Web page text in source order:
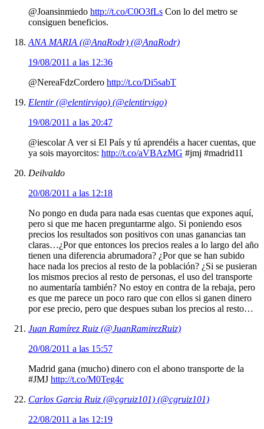
@Joansinmiedo http://t.co/C0O3fLs Con lo del metro se
consiguen beneficios.
ANA MARIA (@AnaRodr) (@AnaRodr)
19/08/2011 a las 12:36
@NereaFdzCordero http://t.co/Di5sabT
Elentir (@elentirvigo) (@elentirvigo)
19/08/2011 a las 20:47
@iescolar A ver si El País y tú aprendéis a hacer cuentas, que
ya sois mayorcitos: http://t.co/aVBAzMG #jmj #madrid11
Deilvaldo
20/08/2011 a las 12:18
No pongo en duda para nada esas cuentas que expones aquí,
pero si que me hacen preguntarme algo. Si poniendo esos
precios los resultados son positivos con unas ganancias tan
claras…¿Por que entonces los precios reales a lo largo del año
tienen una diferencia abrumadora? ¿Por que se han subido
hace nada los precios al resto de la población? ¿Si se pusieran
los mismos precios al resto de personas, el uso del transporte
no aumentaría también? No estoy en contra de la rebaja, pero
es que me parece un poco raro que con ellos si ganen dinero
por ese precio, pero que despues suban los precios al resto…
Juan Ramírez Ruiz (@JuanRamirezRuiz)
20/08/2011 a las 15:57
Madrid gana (mucho) dinero con el abono transporte de la
#JMJ http://t.co/M0Teg4c
Carlos Garcia Ruiz (@cgruiz101) (@cgruiz101)
22/08/2011 a las 12:19